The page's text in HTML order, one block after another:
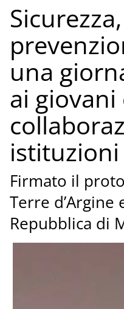
una
ai giovani
istituzioni
Firmato il
Terre d’Argine
Repubblica di